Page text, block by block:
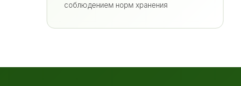
соблюдением норм хранения